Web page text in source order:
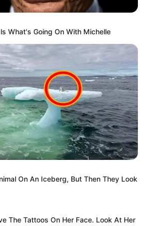
NORTE DE ANTIOQUIA
DISIDENCIAS DE LAS FARC
ALERTA PAISA
EN ALERTA
What's Going On With Michelle
On An Iceberg, But Then They Look
The Tattoos On Her Face. Look At Her